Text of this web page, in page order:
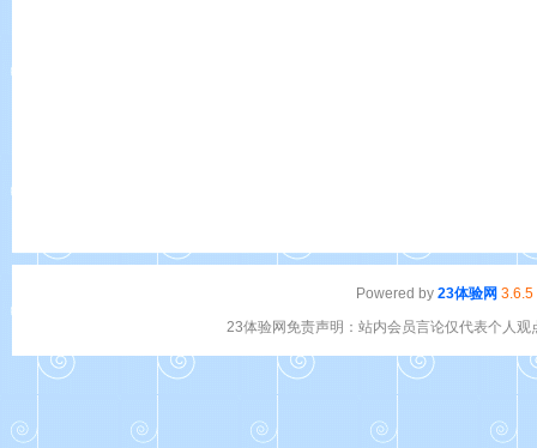
Powered by 23体验网 3.6.5
23体验网免责声明：站内会员言论仅代表个人